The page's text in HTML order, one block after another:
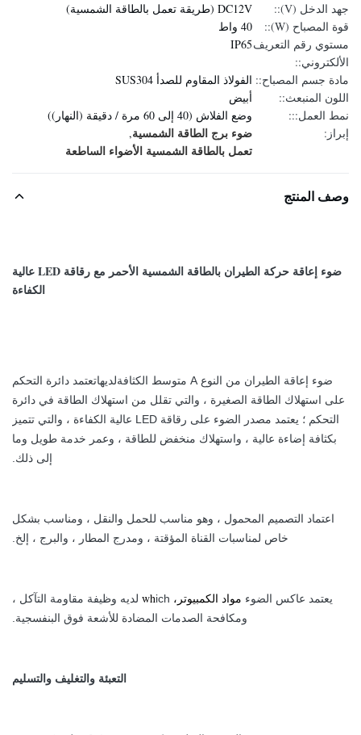
جهد الدخل (V)::
DC12V (طريقة تعمل بالطاقة الشمسية)
قوة المصباح (W)::
40 واط
مستوي رقم التعريف
الألكتروني::
IP65
مادة جسم المصباح:: الفولاذ المقاوم للصدأ SUS304
اللون المنبعث::
أبيض
نمط العمل:::
وضع الفلاش (40 إلى 60 مرة / دقيقة (النهار))
إبراز:
ضوء برج الطاقة الشمسية,
تعمل بالطاقة الشمسية الأضواء الساطعة
وصف المنتج
ضوء إعاقة حركة الطيران بالطاقة الشمسية الأحمر مع رقاقة LED عالية
الكفاءة
ضوء إعاقة الطيران من النوع A متوسط ​​الكثافة لديهاتعتمد دائرة التحكم
على استهلاك الطاقة الصغيرة ، والتي تقلل من استهلاك الطاقة في دائرة
التحكم ؛ يعتمد مصدر الضوء على رقاقة LED عالية الكفاءة ، والتي تتميز
بكثافة إضاءة عالية ، واستهلاك منخفض للطاقة ، وعمر خدمة طويل وما
إلى ذلك.
اعتماد التصميم المحمول ، وهو مناسب للحمل والنقل ، ومناسب بشكل
خاص لمناسبات القناة المؤقتة ، ومدرج المطار ، والبرج ، إلخ.
يعتمد عاكس الضوء مواد الكمبيوتر ، wh
ich لديه وظيفة مقاومة التآكل ،
ومكافحة الصدمات المضادة للأشعة فوق البنفسجية.
التعبئة والتغليف والتسليم